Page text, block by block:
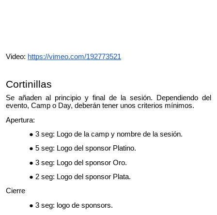
Video: https://vimeo.com/192773521
Cortinillas
Se añaden al principio y final de la sesión. Dependiendo del
evento, Camp o Day, deberán tener unos criterios mínimos.
Apertura:
3 seg: Logo de la camp y nombre de la sesión.
5 seg: Logo del sponsor Platino.
3 seg: Logo del sponsor Oro.
2 seg: Logo del sponsor Plata.
Cierre
3 seg: logo de sponsors.